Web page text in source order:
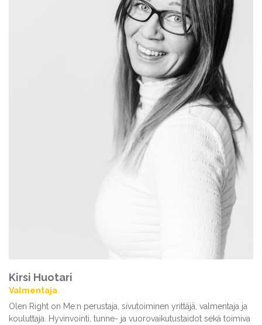
Kirsi Huotari
Valmentaja
Olen Right on Me:n perustaja, sivutoiminen yrittäjä, valmentaja ja
kouluttaja. Hyvinvointi, tunne- ja vuorovaikutustaidot sekä toimiva